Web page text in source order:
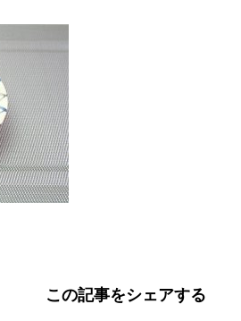
この記事をシェアする